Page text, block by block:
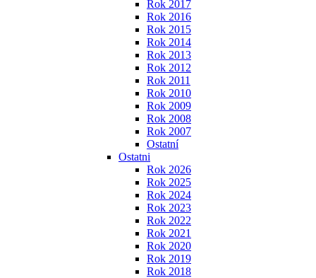
Rok 2017
Rok 2016
Rok 2015
Rok 2014
Rok 2013
Rok 2012
Rok 2011
Rok 2010
Rok 2009
Rok 2008
Rok 2007
Ostatní
Ostatni
Rok 2026
Rok 2025
Rok 2024
Rok 2023
Rok 2022
Rok 2021
Rok 2020
Rok 2019
Rok 2018